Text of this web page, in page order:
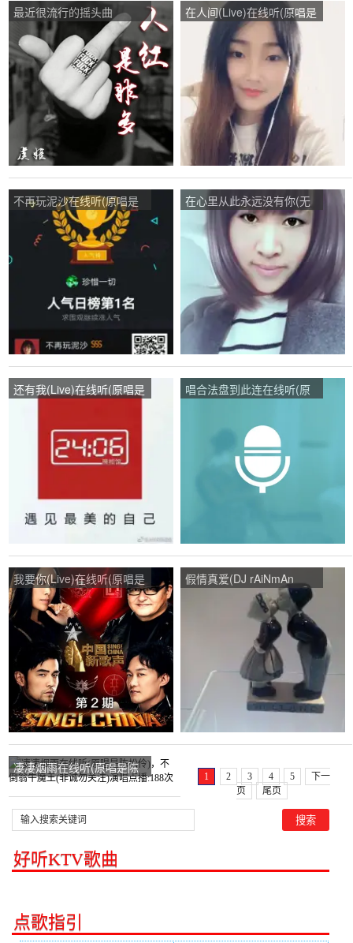
最近很流行的摇头曲
(Remix)在线听(原唱是虞
姬)，灰太狼演唱点播:340
次
在人间(Live)在线听(原唱是
张韶涵)，、杨妞°演唱点
播:264次
不再玩泥沙在线听(原唱是
李采霞)，珍惜一切演唱点
播:1110次
在心里从此永远没有你(无
和声版)在线听(原唱是雨
儿)，幸福衣十一％演唱点
播:21次
还有我(Live)在线听(原唱是
唱合法盘到此连在线听(原
唱点播:39次
我要你(Live)在线听(原唱是
川&虎)，青——演唱点
播:176次
假情真爱(DJ rAiNmAn
Remix)在线听(原唱是
DJ)，李秀钗互动演唱点
凄凄烟雨在线听(原唱是陈
松伶)，不倒翁牛魔王(非诚
勿关注)演唱点播:188次
1 2 3 4 5
下一
页
尾页
好听KTV歌曲
点歌指引